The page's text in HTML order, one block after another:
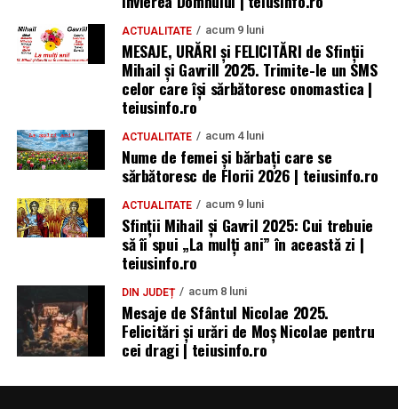
ACTUALITATE acum 9 luni
MESAJE, URĂRI și FELICITĂRI de Sfinții
Mihail și Gavrill 2025. Trimite-le un SMS
celor care își sărbătoresc onomastica |
teiusinfo.ro
ACTUALITATE acum 4 luni
Nume de femei și bărbați care se
sărbătoresc de Florii 2026 | teiusinfo.ro
ACTUALITATE acum 9 luni
Sfinții Mihail și Gavril 2025: Cui trebuie
să îi spui „La mulţi ani” în această zi |
teiusinfo.ro
DIN JUDEȚ acum 8 luni
Mesaje de Sfântul Nicolae 2025.
Felicitări și urări de Moș Nicolae pentru
cei dragi | teiusinfo.ro